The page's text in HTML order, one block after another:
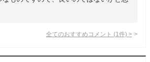
全てのおすすめコメント (1 件) >